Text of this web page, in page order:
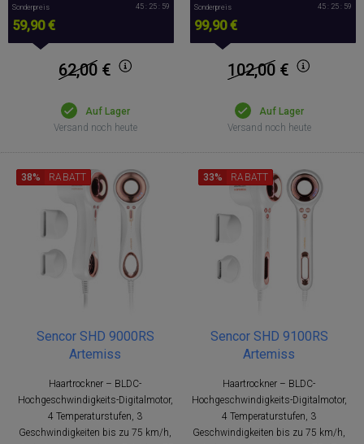
Sonderpreis
59,90 €
45 : 25 : 59
62,00€
Auf Lager
Versand noch heute
Sonderpreis
99,90 €
45 : 25 : 59
102,00 €
Auf Lager
Versand noch heute
Sencor SHD 9000RS
Artemiss
Haartrockner – BLDC-
Hochgeschwindigkeits-Digitalmotor,
4 Temperaturstufen, 3
Geschwindigkeiten bis zu 75 km/h,
38% RABATT
Sencor SHD 9100RS
Artemiss
Haartrockner – BLDC-
Hochgeschwindigkeits-Digitalmotor,
4 Temperaturstufen, 3
Geschwindigkeiten bis zu 75 km/h,
33% RABATT